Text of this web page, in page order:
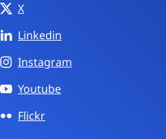
X
Linkedin
Instagram
Youtube
Flickr